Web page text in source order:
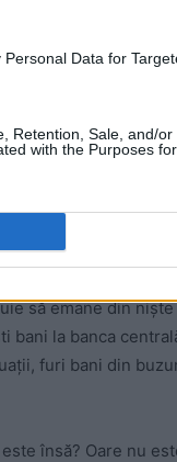
Data for
Retention, Sale, and/or
with the Purposes
noi, adesea.
să emane din
bani la banca
furi bani din
însă? Oare nu